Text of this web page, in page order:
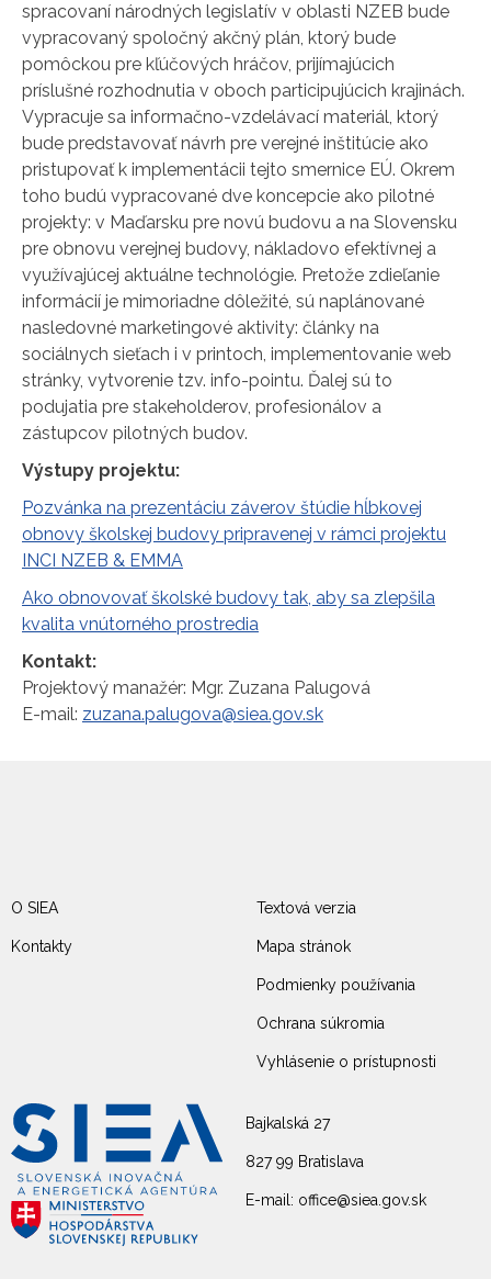
spracovaní národných legislatív v oblasti NZEB bude
vypracovaný spoločný akčný plán, ktorý bude
pomôckou pre kľúčových hráčov, prijímajúcich
príslušné rozhodnutia v oboch participujúcich krajinách.
Vypracuje sa informačno-vzdelávací materiál, ktorý
bude predstavovať návrh pre verejné inštitúcie ako
pristupovať k implementácii tejto smernice EÚ. Okrem
toho budú vypracované dve koncepcie ako pilotné
projekty: v Maďarsku pre novú budovu a na Slovensku
pre obnovu verejnej budovy, nákladovo efektívnej a
využívajúcej aktuálne technológie. Pretože zdieľanie
informácií je mimoriadne dôležité, sú naplánované
nasledovné marketingové aktivity: články na
sociálnych sieťach i v printoch, implementovanie web
stránky, vytvorenie tzv. info-pointu. Ďalej sú to
podujatia pre stakeholderov, profesionálov a
zástupcov pilotných budov.
Výstupy projektu:
Pozvánka na prezentáciu záverov štúdie hĺbkovej
obnovy školskej budovy pripravenej v rámci projektu
INCI NZEB & EMMA
Ako obnovovať školské budovy tak, aby sa zlepšila
kvalita vnútorného prostredia
Kontakt:
Projektový manažér: Mgr. Zuzana Palugová
E-mail: zuzana.palugova@siea.gov.sk
Bajkalská 27
827 99 Bratislava
E-mail: office@siea.gov.sk
O SIEA
Kontakty
Textová verzia
Mapa stránok
Podmienky používania
Ochrana súkromia
Vyhlásenie o prístupnosti